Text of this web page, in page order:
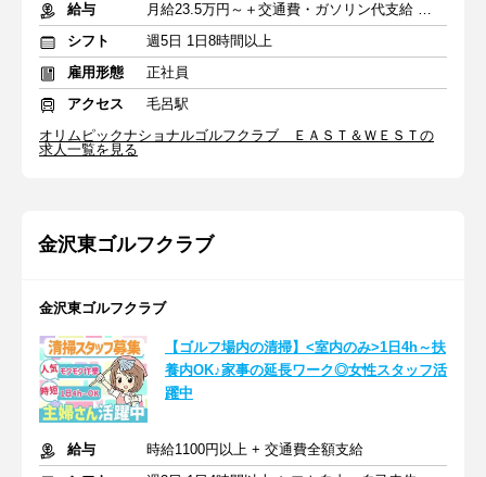
給与
月給23.5万円～＋交通費・ガソリン代支給 ※賞与年2回
シフト
週5日 1日8時間以上
雇用形態
正社員
アクセス
毛呂駅
オリムピックナショナルゴルフクラブ ＥＡＳＴ＆ＷＥＳＴの
求人一覧を見る
金沢東ゴルフクラブ
金沢東ゴルフクラブ
【ゴルフ場内の清掃】<室内のみ>1日4h～扶
養内OK♪家事の延長ワーク◎女性スタッフ活
躍中
給与
時給1100円以上 + 交通費全額支給